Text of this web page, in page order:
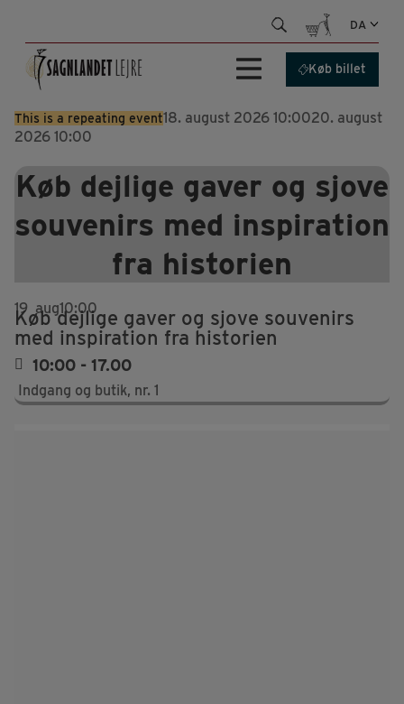
indhold
DA
Køb billet
This is a repeating event18. august 2026 10:0020. august
2026 10:00
Køb dejlige gaver og sjove
souvenirs med inspiration
fra historien
19 aug10:00
Køb dejlige gaver og sjove souvenirs
med inspiration fra historien
10:00 - 17.00
Indgang og butik, nr. 1